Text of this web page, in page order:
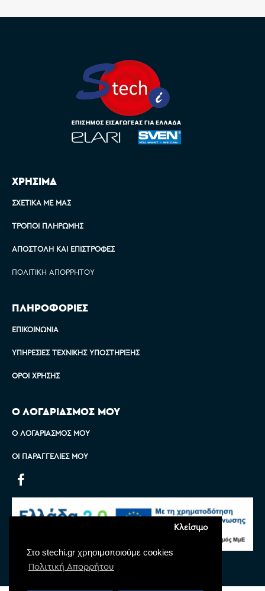
Στο stechi.gr χρησιμοποιούμε cookies
Πολιτική Απορρήτου
Κλείσιμο
ΧΡΗΣΙΜΑ
ΣΧΕΤΙΚΆ ΜΕ ΜΑΣ
ΤΡΌΠΟΙ ΠΛΗΡΩΜΉΣ
ΑΠΟΣΤΟΛΉ ΚΑΙ ΕΠΙΣΤΡΟΦΈΣ
ΠΟΛΙΤΙΚΉ ΑΠΟΡΡΉΤΟΥ
ΠΛΗΡΟΦΟΡΙΕΣ
ΕΠΙΚΟΙΝΩΝΊΑ
ΥΠΗΡΕΣΊΕΣ ΤΕΧΝΙΚΉΣ ΥΠΟΣΤΉΡΙΞΗΣ
ΌΡΟΙ ΧΡΉΣΗΣ
Ο ΛΟΓΑΡΙΑΣΜΟΣ ΜΟΥ
Ο ΛΟΓΑΡΙΑΣΜΌΣ ΜΟΥ
ΟΙ ΠΑΡΑΓΓΕΛΊΕΣ ΜΟΥ